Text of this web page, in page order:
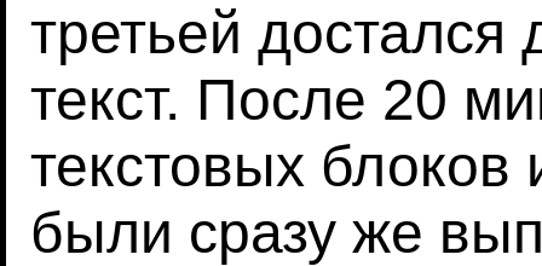
третьей достался
текст. После 20
текстовых
были сразу же